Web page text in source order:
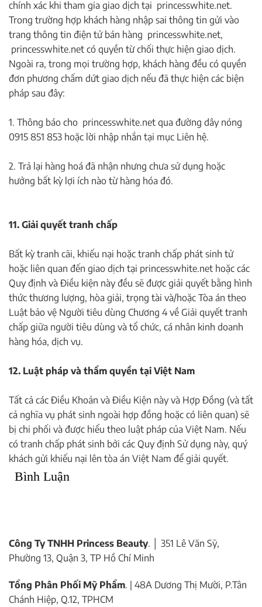
chính xác khi tham gia giao dịch tại princesswhite.net.
Trong trường hợp khách hàng nhập sai thông tin gửi vào
trang thông tin điện tử bán hàng princesswhite.net,
princesswhite.net có quyền từ chối thực hiện giao dịch.
Ngoài ra, trong mọi trường hợp, khách hàng đều có quyền
đơn phương chấm dứt giao dịch nếu đã thực hiện các biện
pháp sau đây:
1. Thông báo cho princesswhite.net qua đường dây nóng
0915 851 853 hoặc lời nhập nhắn tại mục Liên hệ.
2. Trả lại hàng hoá đã nhận nhưng chưa sử dụng hoặc
hưởng bất kỳ lợi ích nào từ hàng hóa đó.
11. Giải quyết tranh chấp
Bất kỳ tranh cãi, khiếu nại hoặc tranh chấp phát sinh tử
hoặc liên quan đến giao dịch tại princesswhite.net hoặc các
Quy định và Điều kiện này đều sẽ được giải quyết bằng hình
thức thương lượng, hòa giải, trọng tài và/hoặc Tòa án theo
Luật bảo vệ Người tiêu dùng Chương 4 về Giải quyết tranh
chấp giữa người tiêu dùng và tổ chức, cá nhân kinh doanh
hàng hóa, dịch vụ.
12. Luật pháp và thẩm quyền tại Việt Nam
Tất cả các Điều Khoản và Điều Kiện này và Hợp Đồng (và tất
cả nghĩa vụ phát sinh ngoài hợp đồng hoặc có liên quan) sẽ
bị chi phối và được hiểu theo luật pháp của Việt Nam. Nếu
có tranh chấp phát sinh bởi các Quy định Sử dụng này, quý
khách gửi khiếu nại lên tòa án Việt Nam để giải quyết.
Bình Luận
Công Ty TNHH Princess Beauty. │ 351 Lê Văn Sỹ,
Phường 13, Quận 3, TP Hồ Chí Minh
Tổng Phân Phối Mỹ Phẩm. | 48A Dương Thị Mười, P.Tân
Chánh Hiệp, Q.12, TPHCM